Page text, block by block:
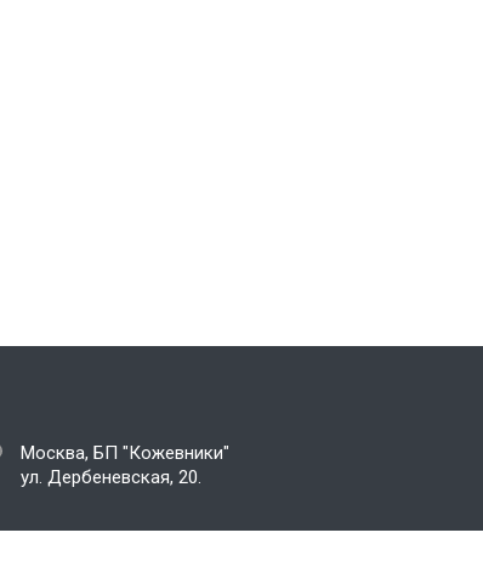
Москва, БП "Кожевники"
ул. Дербеневская, 20.